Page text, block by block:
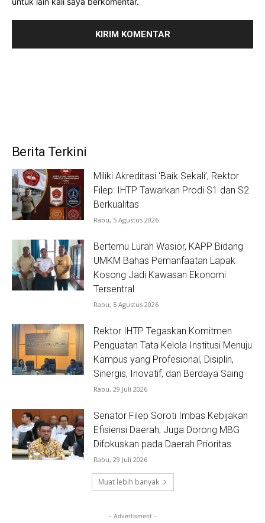
Berita Terkini
Miliki Akreditasi ‘Baik Sekali’, Rektor
Filep: IHTP Tawarkan Prodi S1 dan S2
Berkualitas
Rabu, 5 Agustus 2026
Bertemu Lurah Wasior, KAPP Bidang
UMKM Bahas Pemanfaatan Lapak
Kosong Jadi Kawasan Ekonomi
Tersentral
Rabu, 5 Agustus 2026
Rektor IHTP Tegaskan Komitmen
Penguatan Tata Kelola Institusi Menuju
Kampus yang Profesional, Disiplin,
Sinergis, Inovatif, dan Berdaya Saing
Rabu, 29 Juli 2026
Senator Filep Soroti Imbas Kebijakan
Efisiensi Daerah, Juga Dorong MBG
Difokuskan pada Daerah Prioritas
Rabu, 29 Juli 2026
Muat lebih banyak
- Advertisment -